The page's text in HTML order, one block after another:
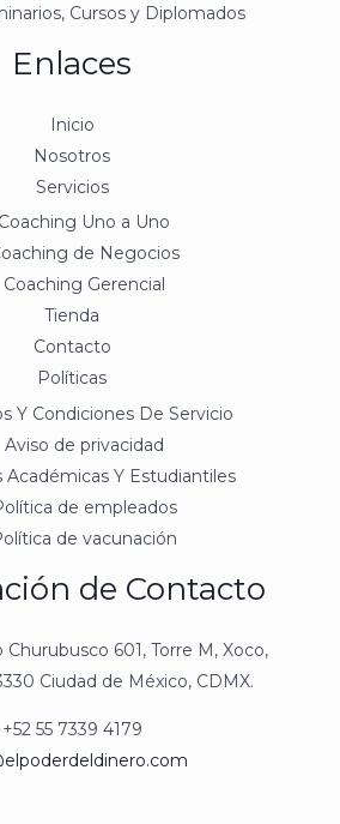
Cursos y Diplomados
Enlaces
Inicio
Nosotros
Servicios
Coaching Uno a Uno
de Negocios
Coaching Gerencial
Tienda
Contacto
Políticas
Y Condiciones De Servicio
Aviso de privacidad
Académicas Y Estudiantiles
de empleados
de vacunación
de Contacto
Churubusco 601, Torre M, Xoco,
Ciudad de México, CDMX.
+52 55 7339 4179